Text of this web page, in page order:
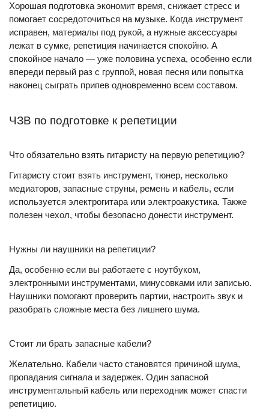
Хорошая подготовка экономит время, снижает стресс и
помогает сосредоточиться на музыке. Когда инструмент
исправен, материалы под рукой, а нужные аксессуары
лежат в сумке, репетиция начинается спокойно. А
спокойное начало — уже половина успеха, особенно если
впереди первый раз с группой, новая песня или попытка
наконец сыграть припев одновременно всем составом.
ЧЗВ по подготовке к репетиции
Что обязательно взять гитаристу на первую репетицию?
Гитаристу стоит взять инструмент, тюнер, несколько
медиаторов, запасные струны, ремень и кабель, если
используется электрогитара или электроакустика. Также
полезен чехол, чтобы безопасно донести инструмент.
Нужны ли наушники на репетиции?
Да, особенно если вы работаете с ноутбуком,
электронными инструментами, минусовками или записью.
Наушники помогают проверить партии, настроить звук и
разобрать сложные места без лишнего шума.
Стоит ли брать запасные кабели?
Желательно. Кабели часто становятся причиной шума,
пропадания сигнала и задержек. Один запасной
инструментальный кабель или переходник может спасти
репетицию.